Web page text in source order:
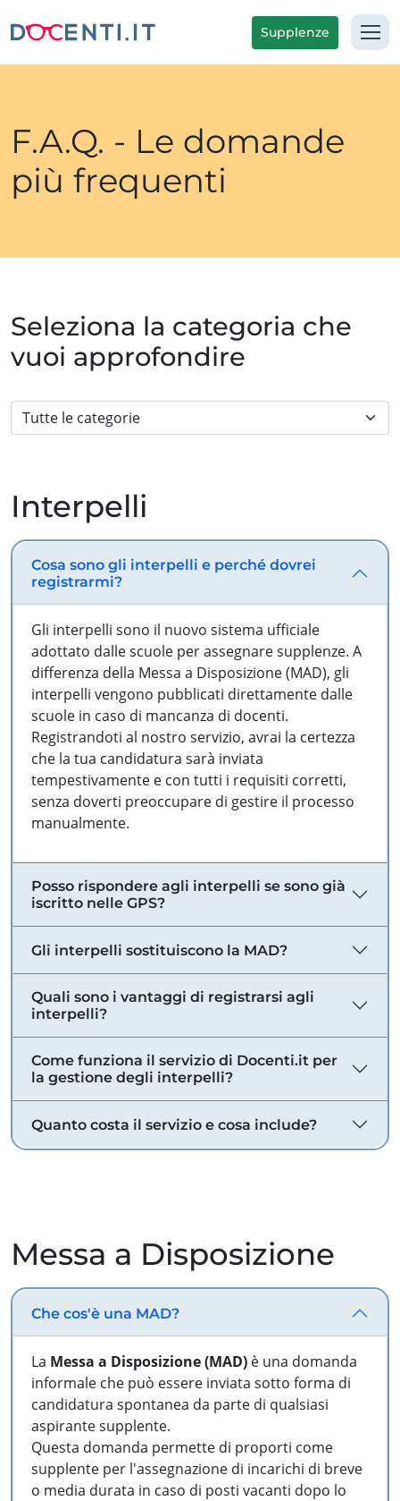
Supplenze
F.A.Q. - Le domande
più frequenti
Seleziona la categoria che
vuoi approfondire
Interpelli
Cosa sono gli interpelli e perché dovrei
registrarmi?
Gli interpelli sono il nuovo sistema ufficiale
adottato dalle scuole per assegnare supplenze. A
differenza della Messa a Disposizione (MAD), gli
interpelli vengono pubblicati direttamente dalle
scuole in caso di mancanza di docenti.
Registrandoti al nostro servizio, avrai la certezza
che la tua candidatura sarà inviata
tempestivamente e con tutti i requisiti corretti,
senza doverti preoccupare di gestire il processo
manualmente.
Posso rispondere agli interpelli se sono già
iscritto nelle GPS?
Gli interpelli sostituiscono la MAD?
Quali sono i vantaggi di registrarsi agli
interpelli?
Come funziona il servizio di Docenti.it per
la gestione degli interpelli?
Quanto costa il servizio e cosa include?
Messa a Disposizione
Che cos'è una MAD?
La Messa a Disposizione (MAD) è una domanda
informale che può essere inviata sotto forma di
candidatura spontanea da parte di qualsiasi
aspirante supplente.
Questa domanda permette di proporti come
supplente per l'assegnazione di incarichi di breve
o media durata in caso di posti vacanti dopo lo